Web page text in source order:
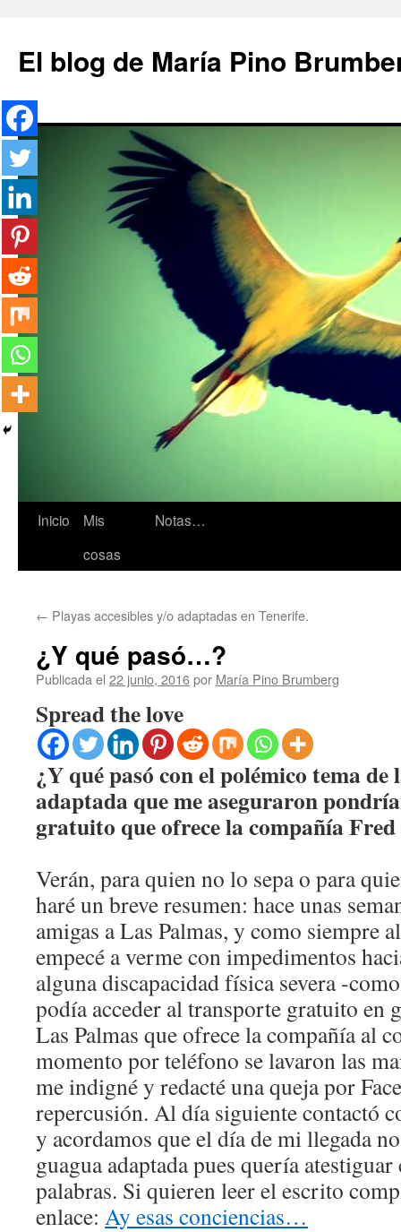
contenido
El blog de María Pino
Inicio
Mis
cosas
Notas…
← Playas accesibles y/o adaptadas en Tenerife.
¿Y qué pasó…?
Publicada el 22 junio, 2016por María Pino Brumberg
Spread the love
¿Y qué pasó con el polémico tema de
adaptada que me aseguraron
gratuito que ofrece la compañía Fred
Verán, para quien no lo sepa o para
haré un breve resumen: hace unas
amigas a Las Palmas, y como siempre
empecé a verme con impedimentos
alguna discapacidad física severa -
podía acceder al transporte gratuito en
Las Palmas que ofrece la compañía al
momento por teléfono se lavaron las
me indigné y redacté una queja por
repercusión. Al día siguiente contactó
y acordamos que el día de mi llegada
guagua adaptada pues quería
palabras. Si quieren leer el escrito
enlace: Ay esas conciencias…